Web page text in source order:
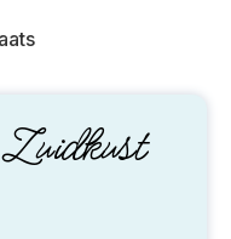
Zuidkust